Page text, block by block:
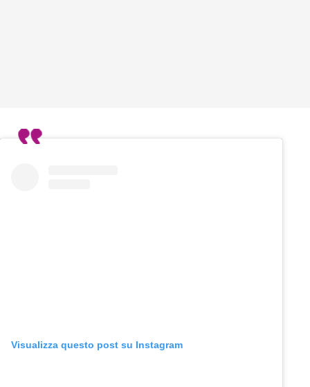
Visualizza questo post su Instagram